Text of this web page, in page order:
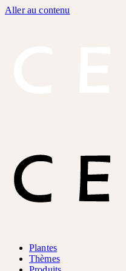
Aller au contenu
Plantes
Thèmes